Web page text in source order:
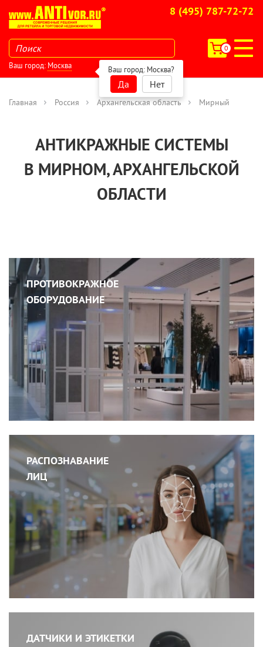
8 (495) 787-72-72
0
Ваш город: Москва Ваш город: Москва?
Да Нет
Главная Россия Архангельская область Мирный
АНТИКРАЖНЫЕ СИСТЕМЫ
В МИРНОМ, АРХАНГЕЛЬСКОЙ
ОБЛАСТИ
ПРОТИВОКРАЖНОЕ
ОБОРУДОВАНИЕ
РАСПОЗНАВАНИЕ
ЛИЦ
ДАТЧИКИ И ЭТИКЕТКИ